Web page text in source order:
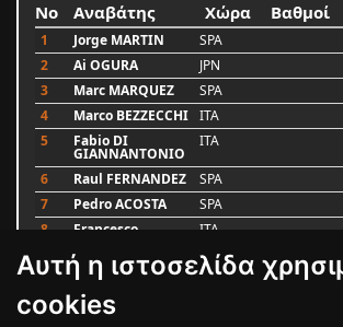
Αυτή η ιστοσελίδα
cookies
No Αναβάτης Χώρα Βαθμοί
1 Jorge MARTIN SPA
2
Ai OGURA JPN
3
Marc MARQUEZ SPA
4
Marco BEZZECCHI ITA
5
Fabio DI
GIANNANTONIO
ITA
6 Raul FERNANDEZ SPA
7
Pedro ACOSTA SPA
8
Francesco ITA
9 Alex MARQUEZ SPA
Luca MARINI